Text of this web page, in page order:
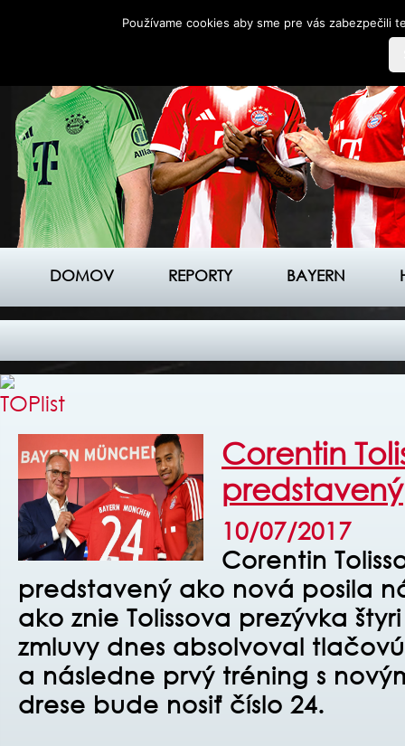
DOMOV REPORTY BAYERN
Corentin
predstavený
10/07/2017
Corentin
predstavený ako nová posila
ako znie Tolissova prezývka
zmluvy dnes absolvoval
a následne prvý tréning s
drese bude nosiť číslo 24.
Používame cookies aby sme pre vás zabezpečili